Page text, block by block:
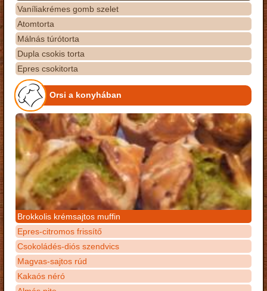
Vaníliakrémes gomb szelet
Atomtorta
Málnás túrótorta
Dupla csokis torta
Epres csokitorta
Orsi a konyhában
Brokkolis krémsajtos muffin
Epres-citromos frissítő
Csokoládés-diós szendvics
Magvas-sajtos rúd
Kakaós néró